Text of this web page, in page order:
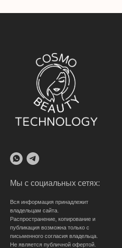
Мы с социальных сетях:
Вся информация принадлежит
владельцам сайта.
Распространение, копирование и
публикация возможна только с
письменного согласия владельца.
Не является публичной офертой.